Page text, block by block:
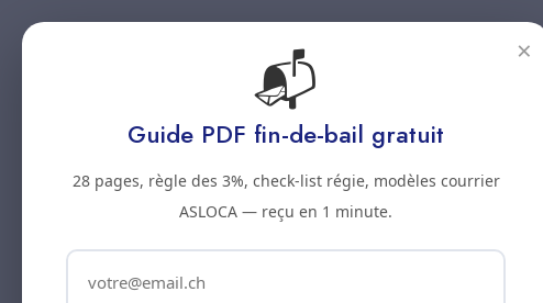
Prestations À
×
📬
Guide PDF fin-de-bail gratuit
28 pages, règle des 3%, check-list régie, modèles courrier
ASLOCA — reçu en 1 minute.